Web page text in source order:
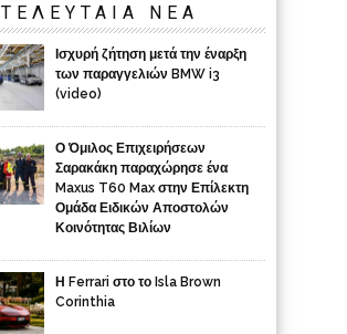
ΤΕΛΕΥΤΑΙΑ ΝΕΑ
Ισχυρή ζήτηση μετά την έναρξη
των παραγγελιών BMW i3
(video)
Ο Όμιλος Επιχειρήσεων
Σαρακάκη παραχώρησε ένα
Maxus T60 Max στην Επίλεκτη
Ομάδα Ειδικών Αποστολών
Κοινότητας Βιλίων
Η Ferrari στο το Isla Brown
Corinthia